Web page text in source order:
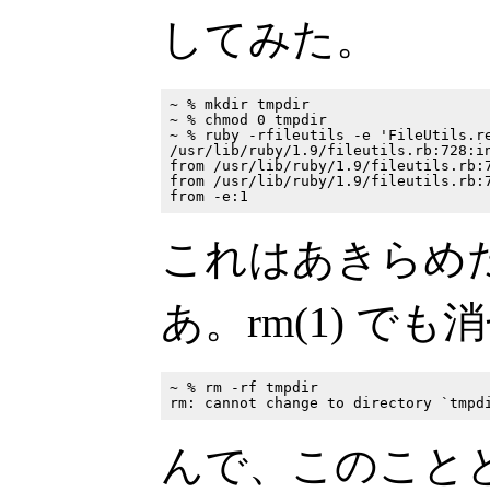
してみた。
~ % mkdir tmpdir
~ % chmod 0 tmpdir
~ % ruby -rfileutils -e
/usr/lib/ruby/1.9/fileutils.rb:728:in
from /usr/lib/ruby/1.9/
from /usr/lib/ruby/1.9/
これはあきらめ
あ。rm(1) でも
~ % rm -rf tmpdir
んで、このこと